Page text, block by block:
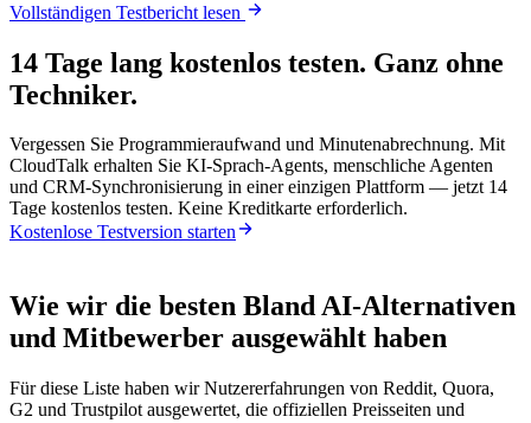
Vollständigen Testbericht lesen
14 Tage lang kostenlos testen. Ganz ohne
Techniker.
Vergessen Sie Programmieraufwand und Minutenabrechnung. Mit
CloudTalk erhalten Sie KI-Sprach-Agents, menschliche Agenten
und CRM-Synchronisierung in einer einzigen Plattform — jetzt 14
Tage kostenlos testen. Keine Kreditkarte erforderlich.
Kostenlose Testversion starten
Wie wir die besten Bland AI-Alternativen
und Mitbewerber ausgewählt haben
Für diese Liste haben wir Nutzererfahrungen von Reddit, Quora,
G2 und Trustpilot ausgewertet, die offiziellen Preisseiten und